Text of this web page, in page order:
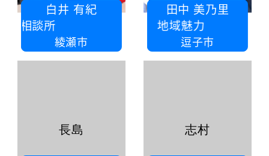
白井 有紀
相談所
綾瀬市
田中 美乃里
特定非営利活動法人 地域魅力
逗子市
長島 志村